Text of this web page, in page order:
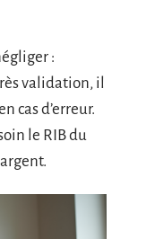
:
validation, il
cas d’erreur.
le RIB du